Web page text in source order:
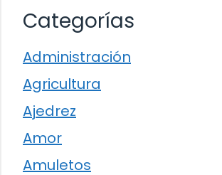
Categorías
Administración
Agricultura
Ajedrez
Amor
Amuletos